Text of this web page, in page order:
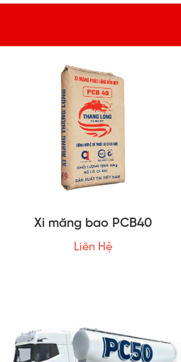
Xi măng bao PCB40
Liên Hệ